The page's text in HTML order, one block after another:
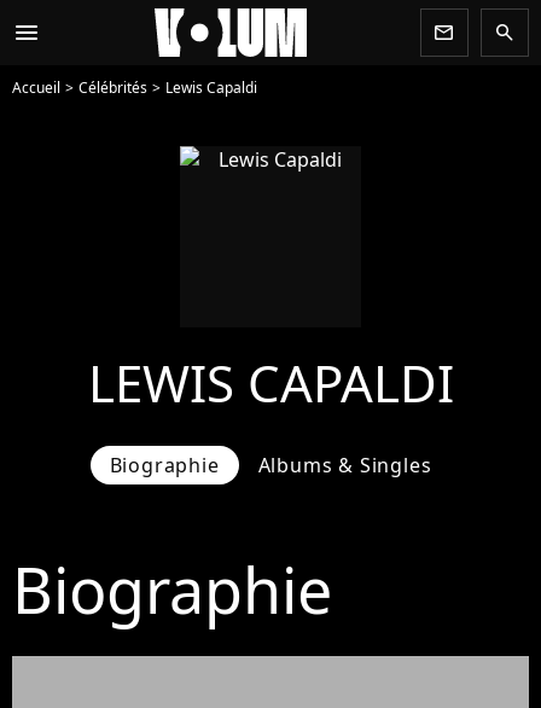
menu newsletter search
Accueil Célébrités Lewis Capaldi
LEWIS CAPALDI
Biographie Albums & Singles
Biographie